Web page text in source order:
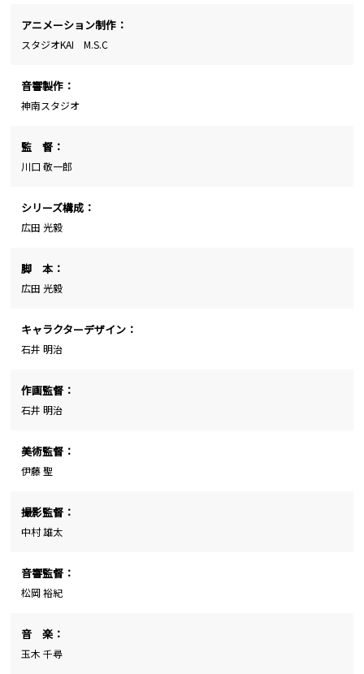
アニメーション制作：
スタジオKAI M.S.C
音響製作：
神南スタジオ
監 督：
川口 敬一郎
シリーズ構成：
広田 光毅
脚 本：
広田 光毅
キャラクターデザイン：
石井 明治
作画監督：
石井 明治
美術監督：
伊藤 聖
撮影監督：
中村 雄太
音響監督：
松岡 裕紀
音 楽：
玉木 千尋